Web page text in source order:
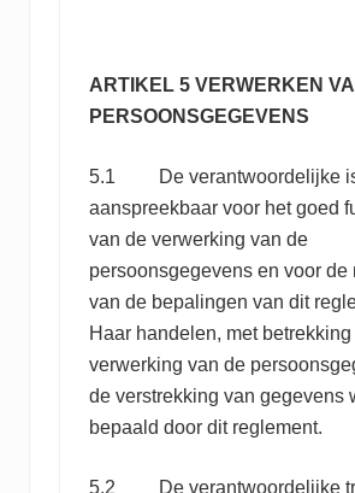
ARTIKEL 5 VERWERKEN
PERSOONSGEGEVENS
5.1 De verantwoordelijke
aanspreekbaar voor het goed
van de verwerking van de
persoonsgegevens en voor de
van de bepalingen van dit
Haar handelen, met betrekking
verwerking van de
de verstrekking van gegevens
bepaald door dit reglement.
5.2 De verantwoordelijke